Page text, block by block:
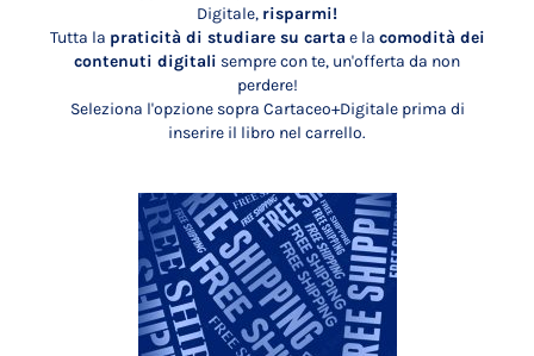
Digitale, risparmi!
Tutta la praticità di studiare su carta e la comodità dei
contenuti digitali sempre con te, un'offerta da non
perdere!
Seleziona l'opzione sopra Cartaceo+Digitale prima di
inserire il libro nel carrello.